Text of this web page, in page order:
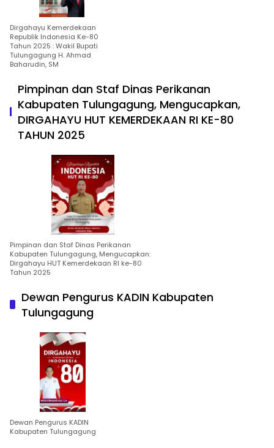
Dirgahayu Kemerdekaan
Republik Indonesia Ke-80
Tahun 2025 : Wakil Bupati
Tulungagung H. Ahmad
Baharudin, SM
Pimpinan dan Staf Dinas Perikanan
Kabupaten Tulungagung, Mengucapkan,
DIRGAHAYU HUT KEMERDEKAAN RI KE-80
TAHUN 2025
Pimpinan dan Staf Dinas Perikanan
Kabupaten Tulungagung, Mengucapkan:
Dirgahayu HUT Kemerdekaan RI ke-80
Tahun 2025
Dewan Pengurus KADIN Kabupaten
Tulungagung
Dewan Pengurus KADIN
Kabupaten Tulungagung